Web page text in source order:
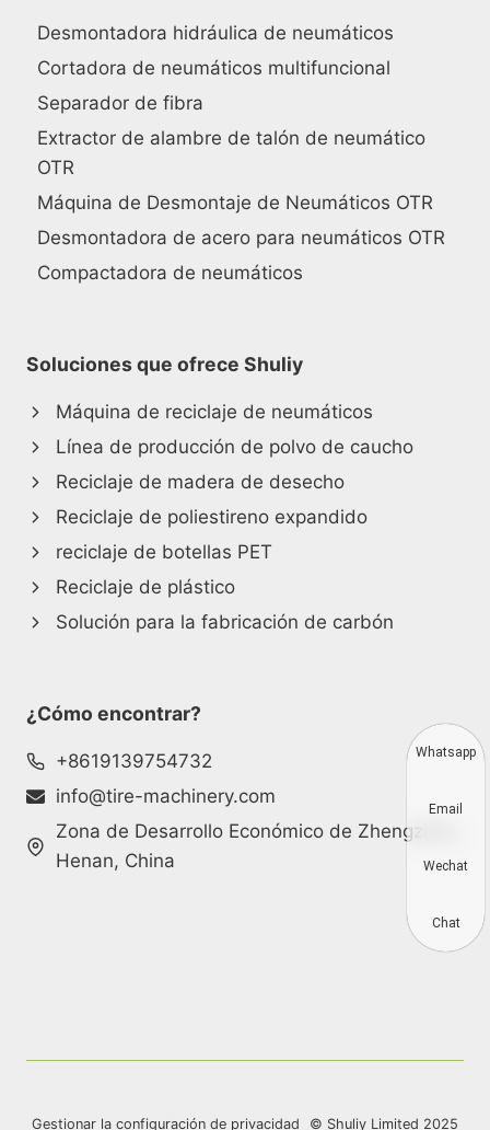
Desmontadora hidráulica de neumáticos
Cortadora de neumáticos multifuncional
Separador de fibra
Extractor de alambre de talón de neumático
OTR
Máquina de Desmontaje de Neumáticos OTR
Desmontadora de acero para neumáticos OTR
Compactadora de neumáticos
Soluciones que ofrece Shuliy
Máquina de reciclaje de neumáticos
Línea de producción de polvo de caucho
Reciclaje de madera de desecho
Reciclaje de poliestireno expandido
reciclaje de botellas PET
Reciclaje de plástico
Solución para la fabricación de carbón
¿Cómo encontrar?
+8619139754732
info@tire-machinery.com
Zona de Desarrollo Económico de Zhengzhou,
Henan, China
Gestionar la configuración de privacidad © Shuliy Limited 2025
Whatsapp
Email
Wechat
Chat